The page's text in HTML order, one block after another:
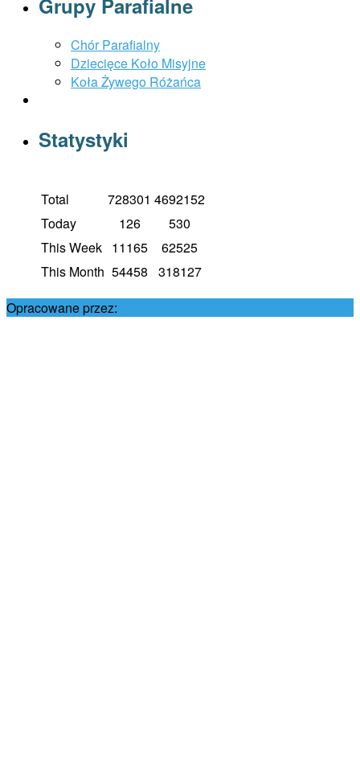
Grupy Parafialne
Chór Parafialny
Dziecięce Koło Misyjne
Koła Żywego Różańca
Statystyki
Total 728301 4692152
Today
126
530
This Week 11165
62525
This Month 54458
318127
Opracowane przez: